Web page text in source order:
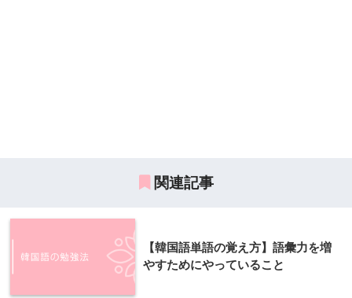
関連記事
【韓国語単語の覚え方】語彙力を増
やすためにやっていること